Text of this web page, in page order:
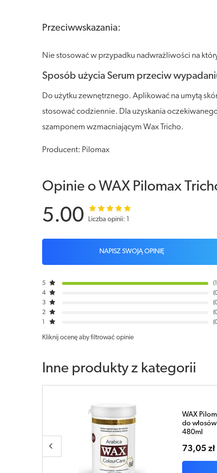
Przeciwwskazania:
Nie stosować w przypadku nadwrażliwości na
Sposób użycia Serum przeciw
Do użytku zewnętrznego. Aplikować na umytą
stosować codziennie. Dla uzyskania
szamponem wzmacniającym Wax Tricho.
Producent: Pilomax
Opinie o WAX Pilomax
5.00 Liczba opinii: 1
NAPISZ SWOJĄ OPINIĘ
5
1
4
3
2
Kliknij ocenę aby filtrować opinie
Inne produkty z kategorii